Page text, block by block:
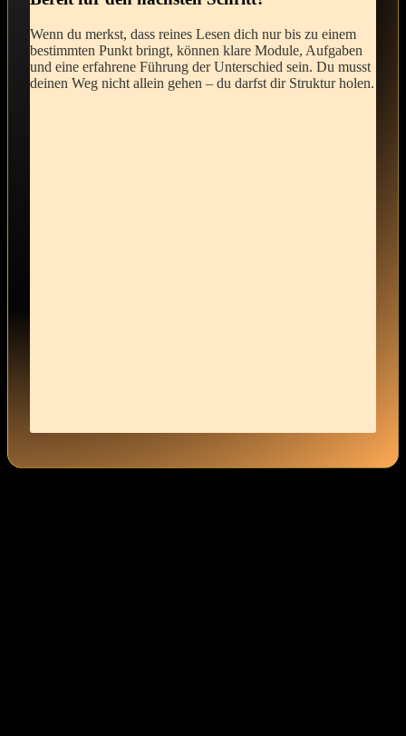
Wenn du merkst, dass reines Lesen ‍dich nur bis zu einem
bestimmten Punkt bringt, können klare Module, Aufgaben
und eine erfahrene Führung der Unterschied sein. Du musst
deinen Weg nicht allein gehen – du⁤ darfst dir Struktur⁤ holen.